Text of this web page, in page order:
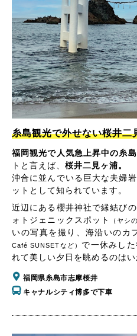
糸島観光で外せない桜井二
福岡観光で人気急上昇中の糸
トと言えば、 桜井二見ヶ浦。
沖合に並んでいる巨大な夫婦
ットとして知られています。
近辺にある櫻井神社で縁結び
ォトジェニックスポット
（ヤシ
いの写真を撮り、海沿いのカ
Café SUNSETなど） で一休みし
れて美しい夕日を眺めるのはい
福岡県糸島市志摩桜井
キャナルシティ博多で下車